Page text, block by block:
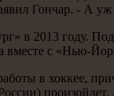
Гончар. - А
в 2013 гοду.
вместе с «Нью-
в хокκее,